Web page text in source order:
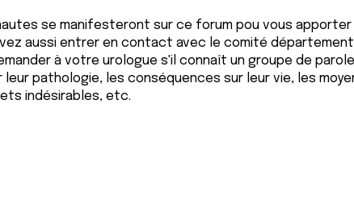
se manifesteront sur ce forum pou vous apporter
aussi entrer en contact avec le comité
à votre urologue s'il connaît un groupe de
pathologie, les conséquences sur leur vie, les
indésirables, etc.